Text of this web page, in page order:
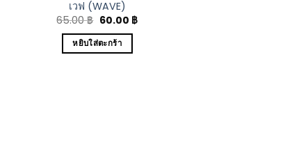
เวฟ (WAVE)
65.00฿ 60.00 ฿
หยิบใส่ตะกร้า